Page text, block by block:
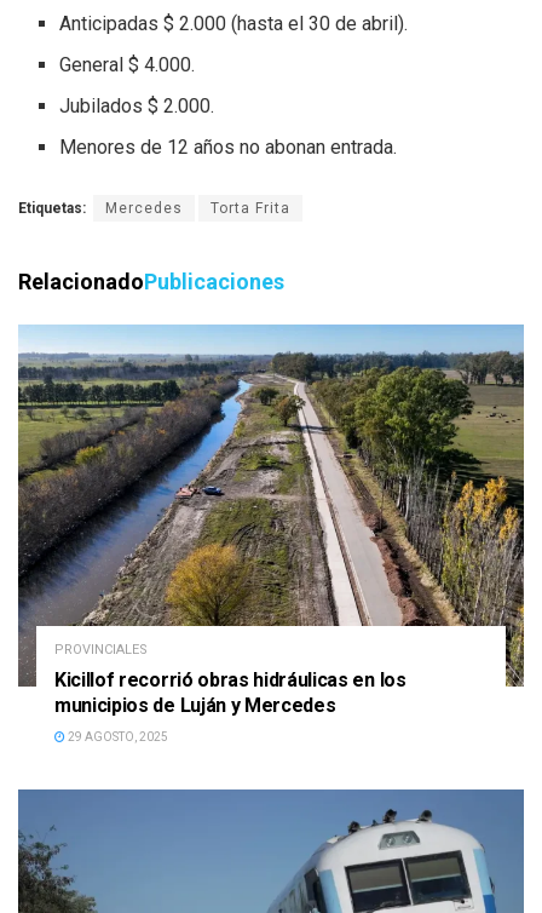
Anticipadas $ 2.000 (hasta el 30 de abril).
General $ 4.000.
Jubilados $ 2.000.
Menores de 12 años no abonan entrada.
Etiquetas: Mercedes Torta Frita
RelacionadoPublicaciones
PROVINCIALES
Kicillof recorrió obras hidráulicas en los
municipios de Luján y Mercedes
29 AGOSTO, 2025